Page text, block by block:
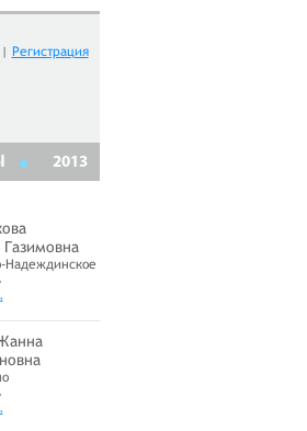
| Регистрация
2013
Газимовна
Надеждинское